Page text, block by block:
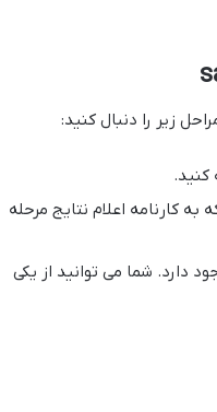
زیر را دنبال کنید:
کنید.
کارنامه اعلام نتایج مرحله
دارد. شما می توانید از یکی